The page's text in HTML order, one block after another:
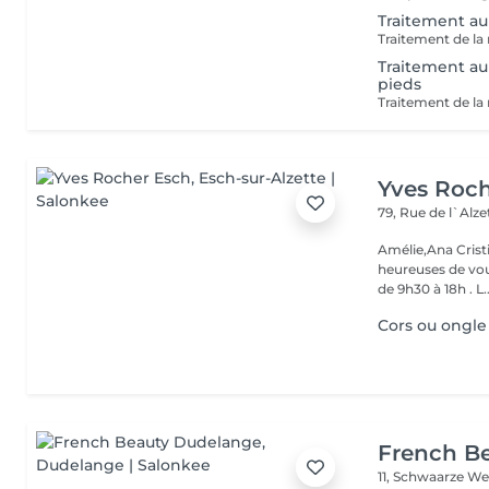
Traitement
Traitement
pieds
Yves
79, Rue de
Amélie,Ana
heureuses de
de 9h30 à 18h .
Cors ou
French
11, Schwaarze